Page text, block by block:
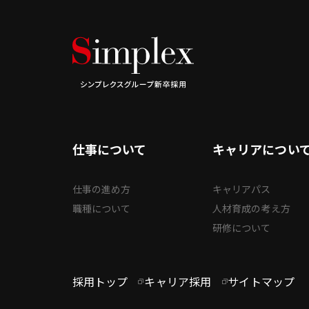
仕事について
仕事の進め方
職種について
キャリアについ
キャリアパス
人材育成の考え方
研修について
採用トップ キャリア採用 サイトマップ